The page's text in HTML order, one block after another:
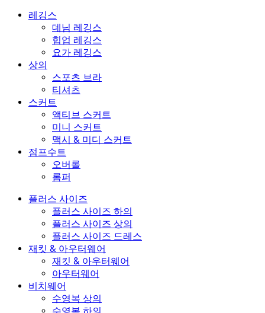
레깅스
데님 레깅스
힙업 레깅스
요가 레깅스
상의
스포츠 브라
티셔츠
스커트
액티브 스커트
미니 스커트
맥시 & 미디 스커트
점프수트
오버롤
롬퍼
플러스 사이즈
플러스 사이즈 하의
플러스 사이즈 상의
플러스 사이즈 드레스
재킷 & 아우터웨어
재킷 & 아우터웨어
아우터웨어
비치웨어
수영복 상의